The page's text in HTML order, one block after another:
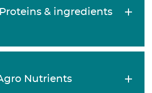
& ingredients
Nutrients